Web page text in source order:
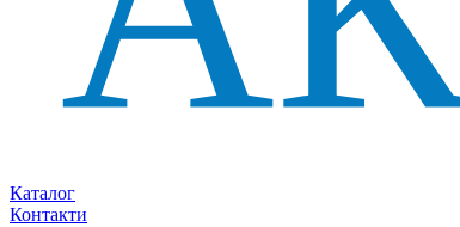
Каталог
Контакти